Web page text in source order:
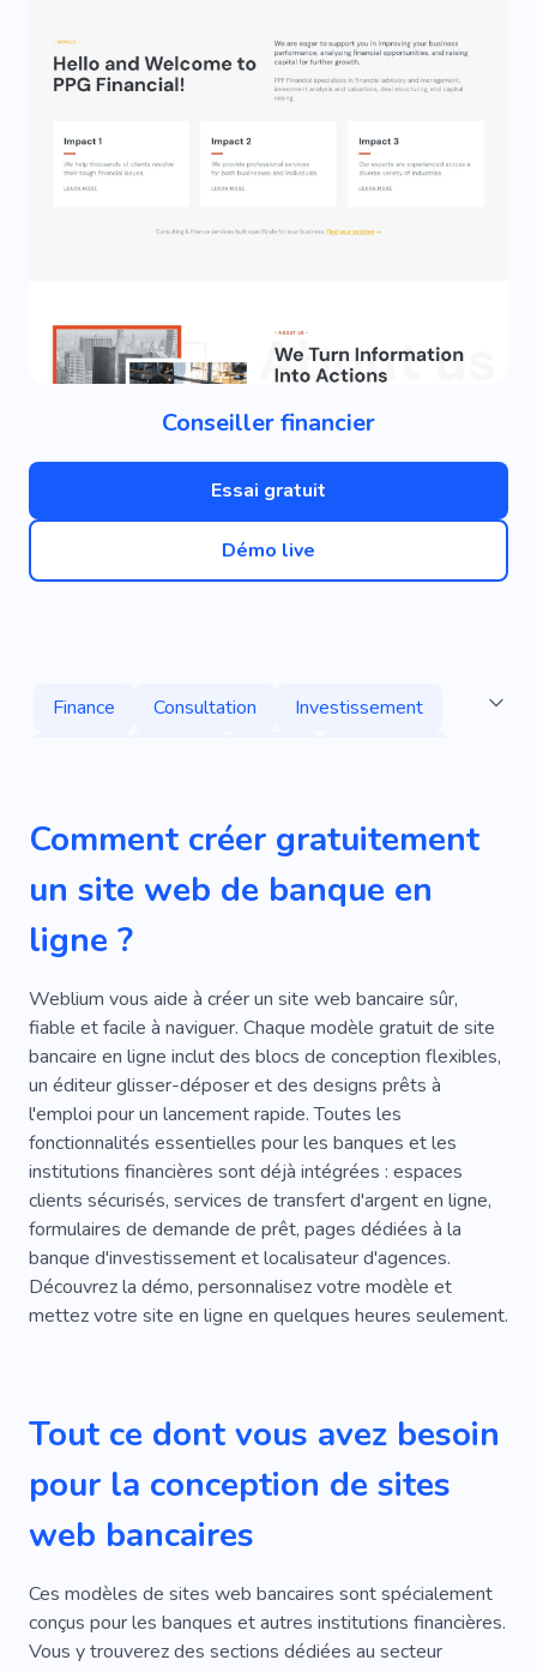
Conseiller financier
Essai gratuit
Démo live
Finance Consultation
Investissement
Commerce Électronique
Prêt
Paiement
Pension
Payer
Argent Rapide
Financer
Bancaire
Monnaie Électronique
Conseil
Services
Parrainer Économie
Salaire
Analytique
Comptabilité
Documentation
Orthodontiste
Droit D'auteur
Figma
Radio
Cent Rôle Principal
Pratique
Équipement
Services Professionnels
Rango
Côtés Statut Livres
Travail
Brochure
Cas Canal
Client
Enregistrement
Recherche
Tableau
Nettoyage
Réglage
Catalogue
Éditeur
Personnel
Informatif
Entreprise
Achat
Comment créer gratuitement
un site web de banque en
ligne ?
Weblium vous aide à créer un site web bancaire sûr,
fiable et facile à naviguer. Chaque modèle gratuit de site
bancaire en ligne inclut des blocs de conception flexibles,
un éditeur glisser-déposer et des designs prêts à
l'emploi pour un lancement rapide. Toutes les
fonctionnalités essentielles pour les banques et les
institutions financières sont déjà intégrées : espaces
clients sécurisés, services de transfert d'argent en ligne,
formulaires de demande de prêt, pages dédiées à la
banque d'investissement et localisateur d'agences.
Découvrez la démo, personnalisez votre modèle et
mettez votre site en ligne en quelques heures seulement.
Tout ce dont vous avez besoin
pour la conception de sites
web bancaires
Ces modèles de sites web bancaires sont spécialement
conçus pour les banques et autres institutions financières.
Vous y trouverez des sections dédiées au secteur